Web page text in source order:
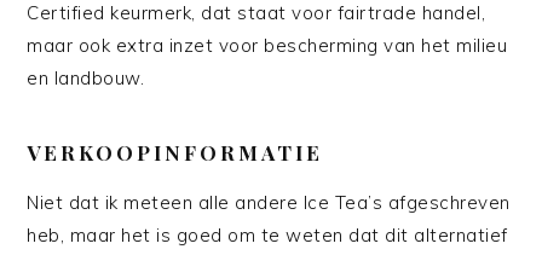
Certified keurmerk, dat staat voor fairtrade handel,
maar ook extra inzet voor bescherming van het milieu
en landbouw.
VERKOOPINFORMATIE
Niet dat ik meteen alle andere Ice Tea’s afgeschreven
heb, maar het is goed om te weten dat dit alternatief